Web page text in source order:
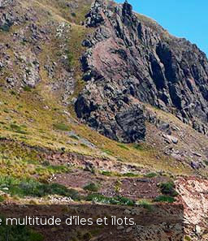
multitude d’îles et îlots.